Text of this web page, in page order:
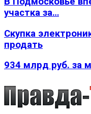
участка за…
Скупка
продать
934 млрд руб. за